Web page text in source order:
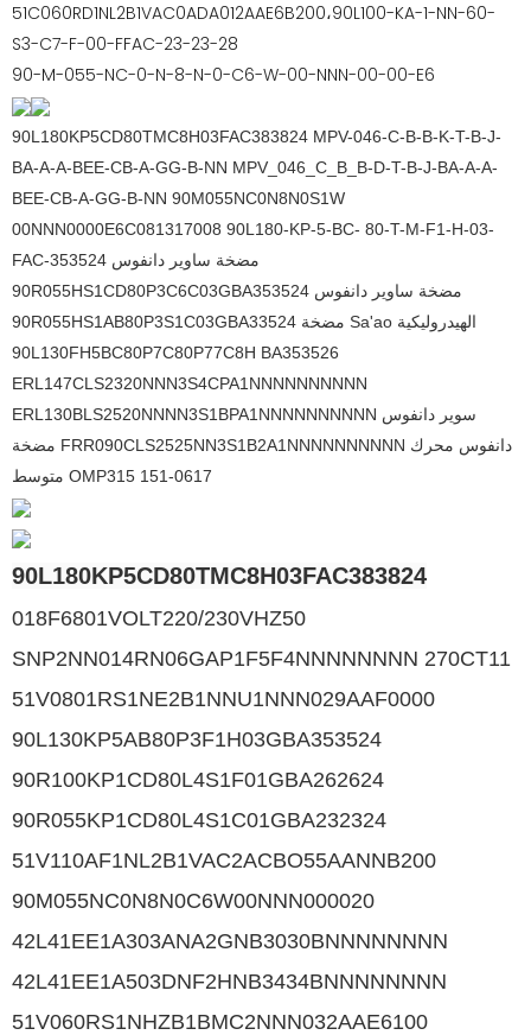
51C060RD1NL2B1VAC0ADA012AAE6B200،90L100-KA-1-NN-60-
S3-C7-F-00-FFAC-23-23-28
90-M-055-NC-0-N-8-N-0-C6-W-00-NNN-00-00-E6
90L180KP5CD80TMC8H03FAC383824 MPV-046-C-B-B-K-T-B-J-
BA-A-A-BEE-CB-A-GG-B-NN MPV_046_C_B_B-D-T-B-J-BA-A-A-
BEE-CB-A-GG-B-NN 90M055NC0N8N0S1W
00NNN0000E6C081317008 90L180-KP-5-BC- 80-T-M-F1-H-03-
FAC-353524 مضخة ساوير دانفوس
90R055HS1CD80P3C6C03GBA353524 مضخة ساوير دانفوس
90R055HS1AB80P3S1C03GBA33524 مضخة Sa'ao الهيدروليكية
90L130FH5BC80P7C80P77C8H BA353526
ERL147CLS2320NNN3S4CPA1NNNNNNNNNN
ERL130BLS2520NNNN3S1BPA1NNNNNNNNNN سوير دانفوس
مضخة FRR090CLS2525NN3S1B2A1NNNNNNNNNN دانفوس محرك
متوسط ​​OMP315 151-0617
90L180KP5CD80TMC8H03FAC383824
018F6801VOLT220/230VHZ50
SNP2NN014RN06GAP1F5F4NNNNNNNN 270CT11
51V0801RS1NE2B1NNU1NNN029AAF0000
90L130KP5AB80P3F1H03GBA353524
90R100KP1CD80L4S1F01GBA262624
90R055KP1CD80L4S1C01GBA232324
51V110AF1NL2B1VAC2ACBO55AANNB200
90M055NC0N8N0C6W00NNN000020
42L41EE1A303ANA2GNB3030BNNNNNNNN
42L41EE1A503DNF2HNB3434BNNNNNNNN
51V060RS1NHZB1BMC2NNN032AAE6100